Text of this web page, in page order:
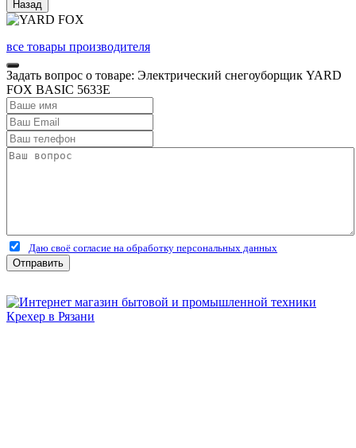
все товары производителя
Задать вопрос о товаре: Электрический снегоуборщик YARD
FOX BASIC 5633Е
Даю своё согласие на обработку персональных данных
Отправить